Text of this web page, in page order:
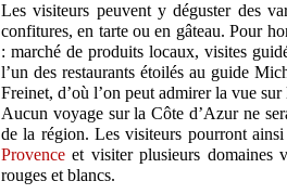
Les visiteurs peuvent y déguster des
confitures, en tarte ou en gâteau. Pour
: marché de produits locaux, visites
l’un des restaurants étoilés au guide
Freinet, d’où l’on peut admirer la vue
Aucun voyage sur la Côte d’Azur ne
de la région. Les visiteurs pourront
Provence et visiter plusieurs domaines
rouges et blancs.